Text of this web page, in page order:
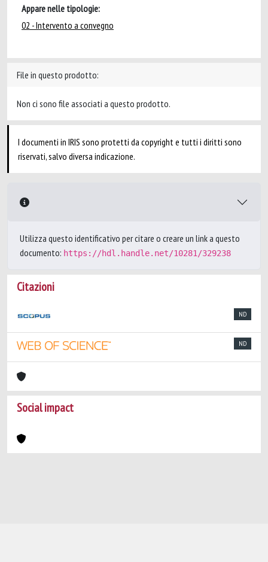
Appare nelle tipologie:
02 - Intervento a convegno
File in questo prodotto:
Non ci sono file associati a questo prodotto.
I documenti in IRIS sono protetti da copyright e tutti i diritti sono
riservati, salvo diversa indicazione.
Utilizza questo identificativo per citare o creare un link a questo
documento: https://hdl.handle.net/10281/329238
Citazioni
ND
ND
Social impact